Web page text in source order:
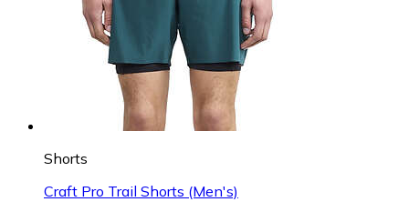
Shorts
Craft Pro Trail Shorts (Men's)